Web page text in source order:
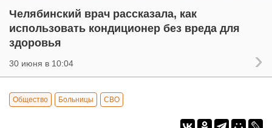
Челябинский врач рассказала, как
использовать кондиционер без вреда для
здоровья
30 июня в 10:04
Общество Больницы СВО